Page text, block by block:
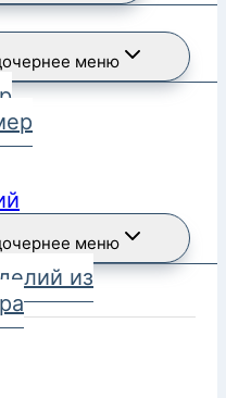
меню
меню
из